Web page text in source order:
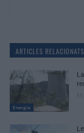
ARTICLES RELACIONATS
Energia